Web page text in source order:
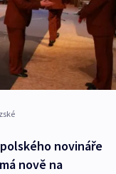
novináře
nově na